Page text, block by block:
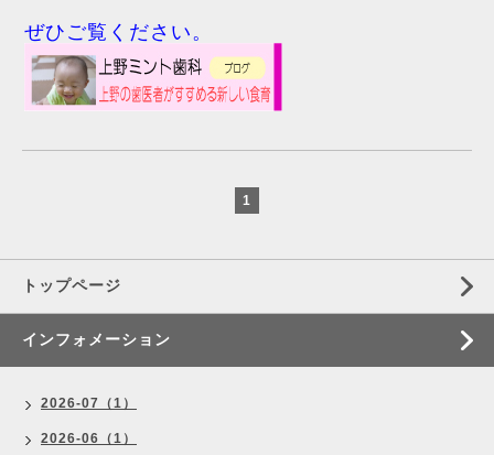
ぜひご覧ください。
1
トップページ
インフォメーション
2026-07（1）
2026-06（1）